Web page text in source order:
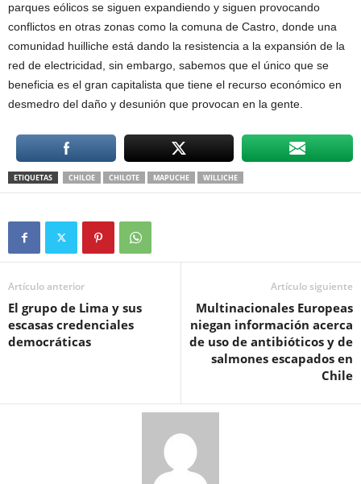
parques eólicos se siguen expandiendo y siguen provocando
conflictos en otras zonas como la comuna de Castro, donde una
comunidad huilliche está dando la resistencia a la expansión de la
red de electricidad, sin embargo, sabemos que el único que se
beneficia es el gran capitalista que tiene el recurso económico en
desmedro del daño y desunión que provocan en la gente.
ETIQUETAS CHILOE CHILOTE MAPUCHE WILLICHE
Artículo anterior
El grupo de Lima y sus
escasas credenciales
democráticas
Artículo siguiente
Multinacionales Europeas
niegan información acerca
de uso de antibióticos y de
salmones escapados en
Chile